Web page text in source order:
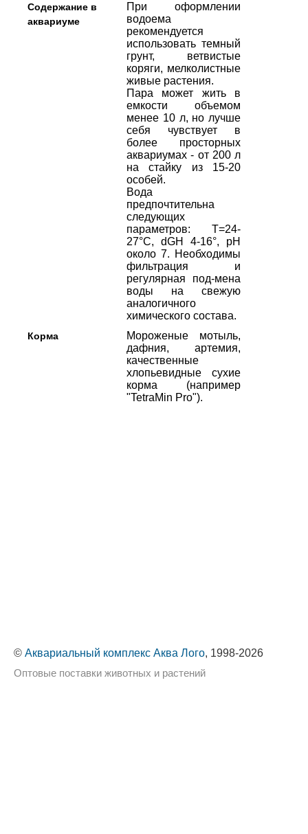
Содержание в
аквариуме
При оформлении
водоема
рекомендуется
использовать темный
грунт, ветвистые
коряги, мелколистные
живые растения.
Пара может жить в
емкости объемом
менее 10 л, но лучше
себя чувствует в
более просторных
аквариумах - от 200 л
на стайку из 15-20
особей.
Вода
предпочтительна
следующих
параметров: Т=24-
27°С, dGH 4-16°, рН
около 7. Необходимы
фильтрация и
регулярная под-мена
воды на свежую
аналогичного
химического состава.
Корма
Мороженые мотыль,
дафния, артемия,
качественные
хлопьевидные сухие
корма (например
"TetraMin Pro").
© Аквариальный комплекс Аква Лого, 1998-2026
Оптовые поставки животных и растений